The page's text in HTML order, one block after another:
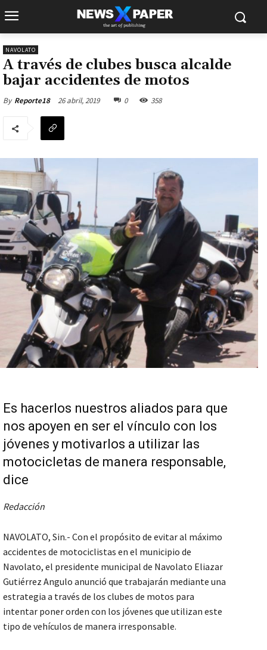
NAVOLATO
A través de clubes busca alcalde
bajar accidentes de motos
By Reporte18 26 abril, 2019 0 358
Es hacerlos nuestros aliados para que
nos apoyen en ser el vínculo con los
jóvenes y motivarlos a utilizar las
motocicletas de manera responsable,
dice
Redacción
NAVOLATO, Sin.- Con el propósito de evitar al máximo
accidentes de motociclistas en el municipio de
Navolato, el presidente municipal de Navolato Eliazar
Gutiérrez Angulo anunció que trabajarán mediante una
estrategia a través de los clubes de motos para
intentar poner orden con los jóvenes que utilizan este
tipo de vehículos de manera irresponsable.